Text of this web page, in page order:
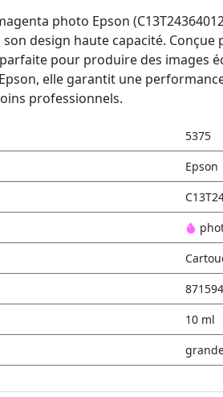
photo Epson
design haute capacité.
pour produire des images
elle garantit une
professionnels.
5375
Epson
10 ml